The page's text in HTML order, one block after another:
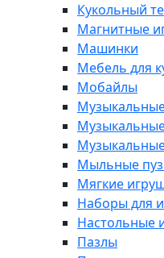
Кукольный
Магнитные
Машинки
Мебель для
Мобайлы
Мыльные
Мягкие
Наборы для
Настольные
Пазлы